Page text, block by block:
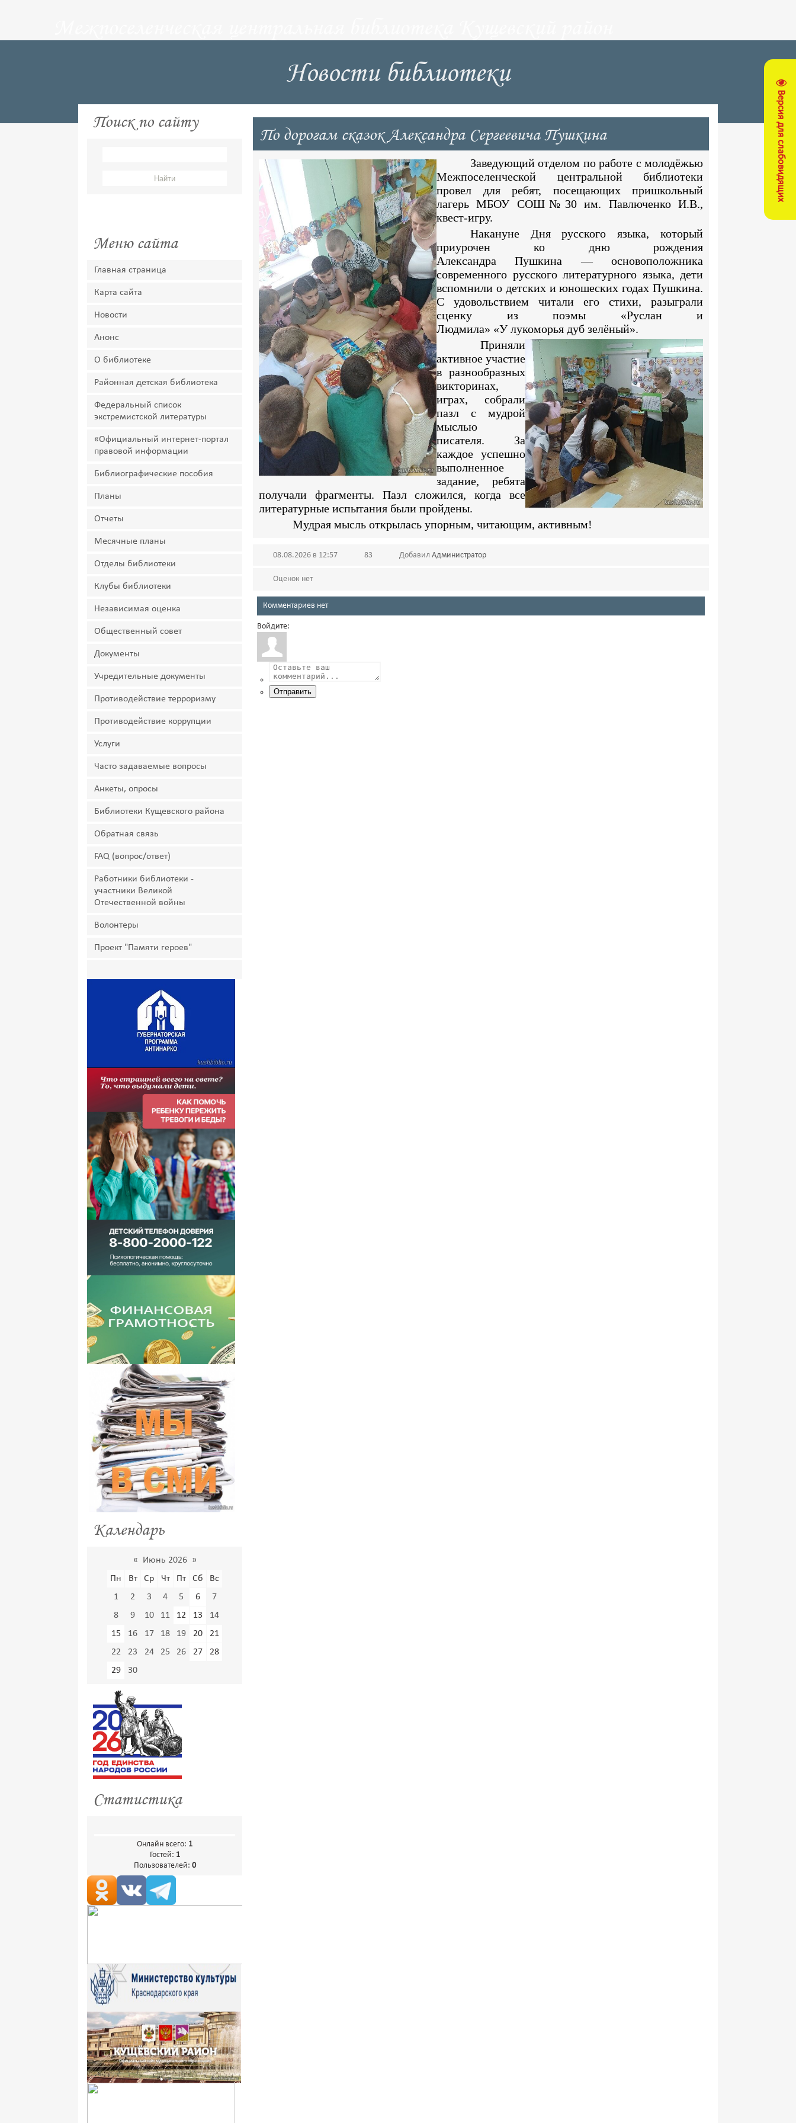
Версия для слабовидящих
Новости библиотеки
Поиск по сайту
Меню сайта
Главная страница
Карта сайта
Новости
Анонс
О библиотеке
Районная детская библиотека
Федеральный список
экстремистской литературы
«Официальный интернет-портал
правовой информации
Библиографические пособия
Планы
Отчеты
Месячные планы
Отделы библиотеки
Клубы библиотеки
Независимая оценка
Общественный совет
Документы
Учредительные документы
Противодействие терроризму
Противодействие коррупции
Услуги
Часто задаваемые вопросы
Анкеты, опросы
Библиотеки Кущевского района
Обратная связь
FAQ (вопрос/ответ)
Работники библиотеки -
участники Великой
Отечественной войны
Волонтеры
Проект "Памяти героев"
Календарь
« Июнь 2026 »
Пн
Вт Ср Чт Пт Сб
Вс
1
2 3 4 5 6
7
8
9 10 11 12 13
14
15
16 17 18 19 20
21
22
23 24 25 26 27
28
29
30
Статистика
Онлайн всего: 1
Гостей: 1
Пользователей: 0
По дорогам сказок Александра Сергеевича Пушкина
Заведующий отделом по работе с молодёжью
Межпоселенческой центральной библиотеки
провел для ребят, посещающих пришкольный
лагерь МБОУ СОШ№30 им. Павлюченко И.В.,
квест-игру.
Накануне Дня русского языка, который
приурочен ко дню рождения
Александра Пушкина — основоположника
современного русского литературного языка, дети
вспомнили о детских и юношеских годах Пушкина.
С удовольствием читали его стихи, разыграли
сценку из поэмы «Руслан и
Людмила» «У лукоморья дуб зелёный».
Приняли
активное участие
в разнообразных
викторинах,
играх, собрали
пазл с мудрой
мыслью
писателя. За
каждое успешно
выполненное
задание, ребята
получали фрагменты. Пазл сложился, когда все
литературные испытания были пройдены.
Мудрая мысль открылась упорным, читающим, активным!
08.08.2026 в 12:57 83 Добавил Администратор
Оценок нет
Комментариев нет
Войдите:
Отправить